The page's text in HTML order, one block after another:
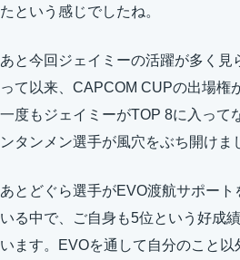
たという感じでしたね。
あと今回ジェイミーの活躍が多く見
って以来、CAPCOM CUPの出場権
一度もジェイミーがTOP 8に入って
ンタンメン選手が風穴をぶち開けま
あとどぐら選手がEVO渡航サポート
いる中で、ご自身も5位という好成
います。EVOを通して自分のこと